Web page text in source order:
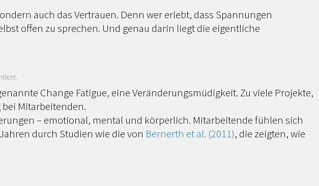
auch das Vertrauen. Denn wer erlebt, dass Spannungen
offen zu sprechen. Und genau darin liegt die eigentliche
Change Fatigue, eine Veränderungsmüdigkeit. Zu viele Projekte,
Mitarbeitenden.
– emotional, mental und körperlich. Mitarbeitende fühlen sich
durch Studien wie die von Bernerth et al. (2011), die zeigten, wie